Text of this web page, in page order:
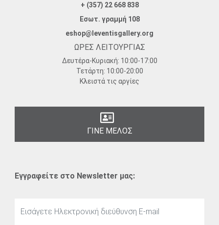
+ (357) 22 668 838
Εσωτ. γραμμή 108
eshop@leventisgallery.org
ΩΡΕΣ ΛΕΙΤΟΥΡΓΙΑΣ
Δευτέρα-Κυριακή: 10:00-17:00
Τετάρτη: 10:00-20:00
Κλειστά τις αργίες
ΓΙΝΕ ΜΕΛΟΣ
Εγγραφείτε στο Newsletter μας: